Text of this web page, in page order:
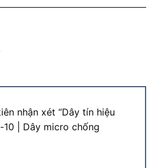
nhận xét “Dây tín hiệu
10 | Dây micro chống